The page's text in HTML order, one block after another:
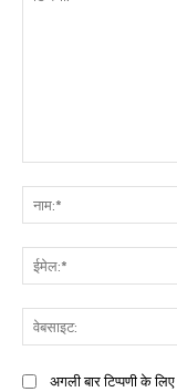
अगली बार टिप्पणी के